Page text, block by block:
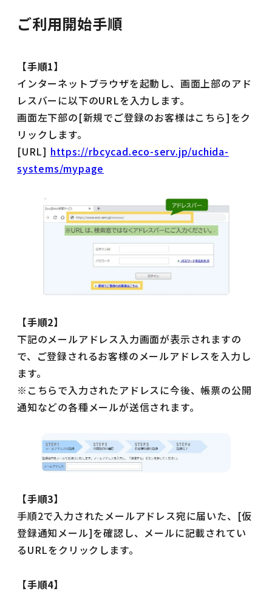
ご利用開始手順
【手順1】
インターネットブラウザを起動し、画面上部のアド
レスバーに以下のURLを入力します。
画面左下部の[新規でご登録のお客様はこちら]をク
リックします。
[URL] https://rbcycad.eco-serv.jp/uchida-
systems/mypage
【手順2】
下記のメールアドレス入力画面が表示されますの
で、ご登録されるお客様のメールアドレスを入力し
ます。
※こちらで入力されたアドレスに今後、帳票の公開
通知などの各種メールが送信されます。
【手順3】
手順2で入力されたメールアドレス宛に届いた、[仮
登録通知メール]を確認し、メールに記載されてい
るURLをクリックします。
【手順4】